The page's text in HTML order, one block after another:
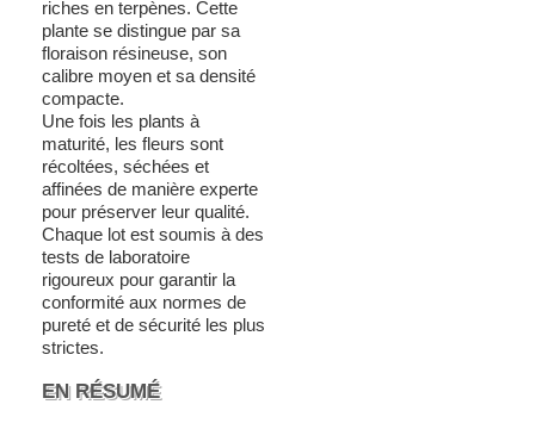
riches en terpènes. Cette
plante se distingue par sa
floraison résineuse, son
calibre moyen et sa densité
compacte.
Une fois les plants à
maturité, les fleurs sont
récoltées, séchées et
affinées de manière experte
pour préserver leur qualité.
Chaque lot est soumis à des
tests de laboratoire
rigoureux pour garantir la
conformité aux normes de
pureté et de sécurité les plus
strictes.
EN RÉSUMÉ